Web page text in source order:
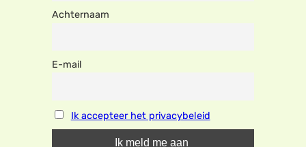
Achternaam
E-mail
Ik accepteer het privacybeleid